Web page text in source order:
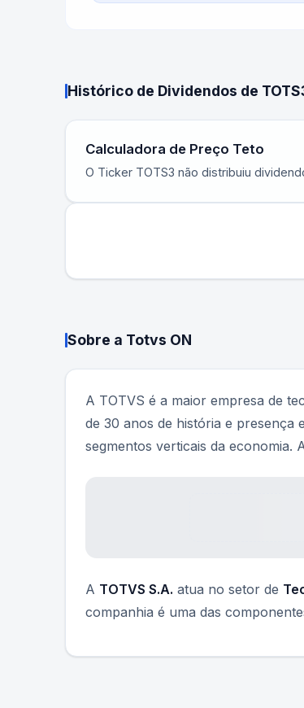
Histórico de Dividendos de
Calculadora de Preço Teto
O Ticker TOTS3 não distribuiu
Sobre a Totvs ON
A TOTVS é a maior empresa de
de 30 anos de história e presença
segmentos verticais da economia.
A TOTVS S.A. atua no setor de
companhia é uma das